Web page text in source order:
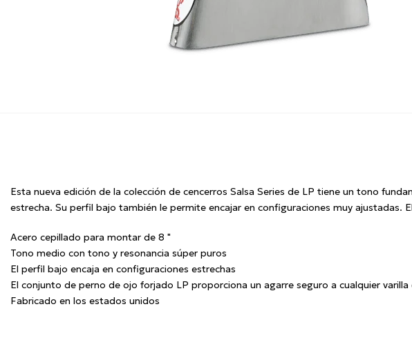
Esta nueva edición de la colección de cencerros Salsa Series de LP tiene un tono
estrecha. Su perfil bajo también le permite encajar en configuraciones muy ajustadas.
Acero cepillado para montar de 8 "
Tono medio con tono y resonancia súper puros
El perfil bajo encaja en configuraciones estrechas
El conjunto de perno de ojo forjado LP proporciona un agarre seguro a cualquier
Fabricado en los estados unidos